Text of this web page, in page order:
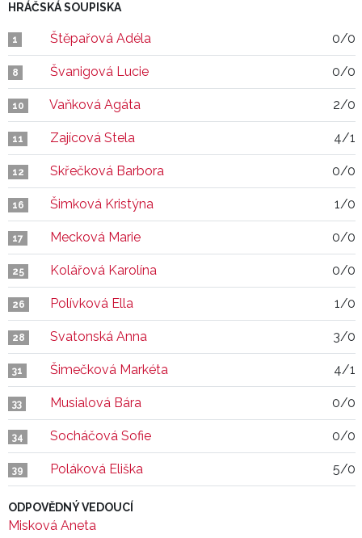
HRÁČSKÁ SOUPISKA
1 Štěpařová Adéla 0/0
8 Švanigová Lucie 0/0
10 Vaňková Agáta 2/0
11 Zajícová Stela 4/1
12 Skřečková Barbora 0/0
16 Šimková Kristýna 1/0
17 Mecková Marie 0/0
25 Kolářová Karolína 0/0
26 Polívková Ella 1/0
28 Svatonská Anna 3/0
31 Šimečková Markéta 4/1
33 Musialová Bára 0/0
34 Socháčová Sofie 0/0
39 Poláková Eliška 5/0
ODPOVĚDNÝ VEDOUCÍ
Misková Aneta